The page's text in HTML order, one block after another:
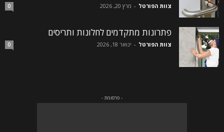
צוות הפורטל - מרץ 20, 2026 0
פתרונות מתקדמים לחלונות ותריסים
צוות הפורטל - ינואר 18, 2026 0
- פרסומת -